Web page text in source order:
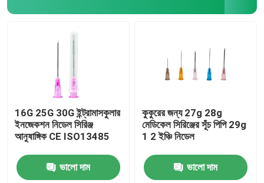
16G 25G 30G ইন্ট্রামাসকুলার
ইনজেকশন নিডেল সিরিঞ্জ
আনুষাঙ্গিক CE ISO13485
ভালো দাম
কুকুরের জন্য 27g 28g
মেডিকেল সিরিঞ্জের সূঁচ পিপি 29g
1 2 ইঞ্চি নিডেল
ভালো দাম